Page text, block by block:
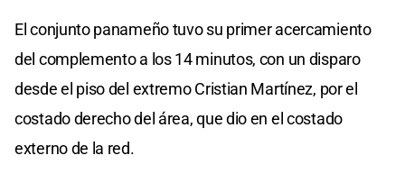
El conjunto panameño tuvo su primer acercamiento
del complemento a los 14 minutos, con un disparo
desde el piso del extremo Cristian Martínez, por el
costado derecho del área, que dio en el costado
externo de la red.